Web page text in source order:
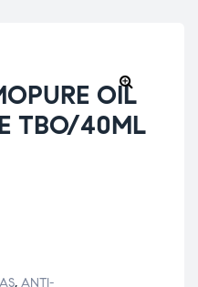
🔍
OIL
TBO/40ML
, ANTI-